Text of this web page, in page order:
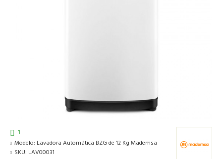
1
Modelo: Lavadora Automática BZG de 12 Kg Mademsa
SKU: LAV00031